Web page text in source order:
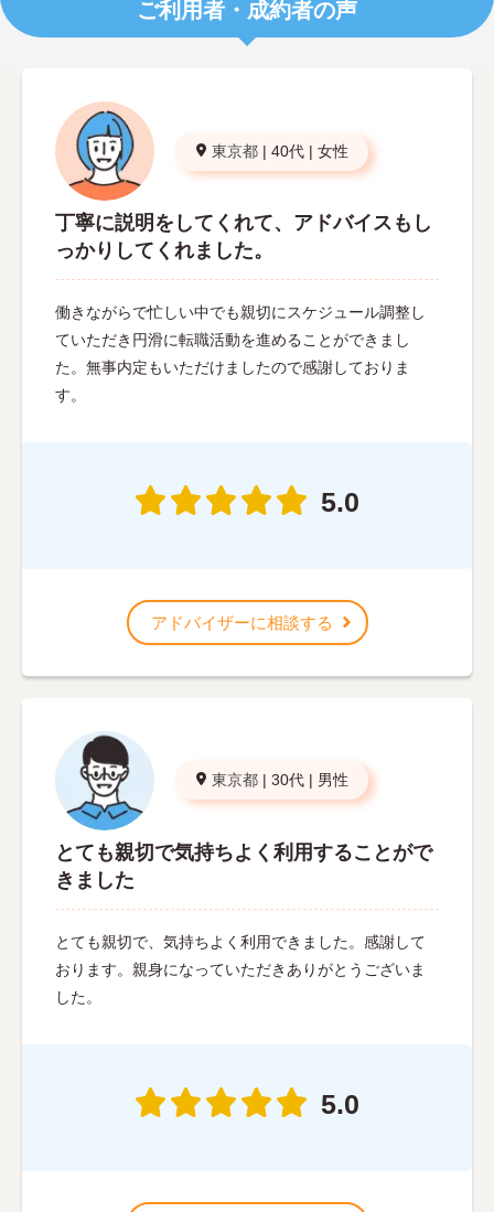
ご利用者・成約者の声
東京都 | 40代 | 女性
丁寧に説明をしてくれて、アドバイスもし
っかりしてくれました。
働きながらで忙しい中でも親切にスケジュール調整し
ていただき円滑に転職活動を進めることができまし
た。無事内定もいただけましたので感謝しておりま
す。
5.0
アドバイザーに相談する
東京都 | 30代 | 男性
とても親切で気持ちよく利用することがで
きました
とても親切で、気持ちよく利用できました。感謝して
おります。親身になっていただきありがとうございま
した。
5.0